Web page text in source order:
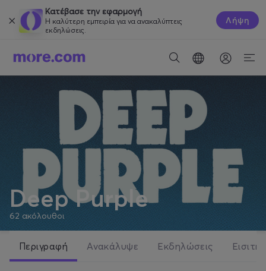
Κατέβασε την εφαρμογή
Η καλύτερη εμπειρία για να ανακαλύπτεις
εκδηλώσεις.
Λήψη
Deep Purple
62 ακόλουθοι
Περιγραφή Ανακάλυψε Εκδηλώσεις